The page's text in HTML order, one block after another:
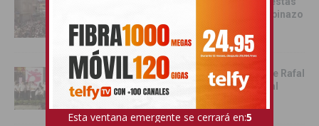
de San Juan 2026 con el Festival del Chupinazo
13/06/2026
Rafal celebra la tercera edición del Día de Rafal
con historia, cultura y convivencia vecinal
13/06/2026
Esta ventana emergente se cerrará en:4